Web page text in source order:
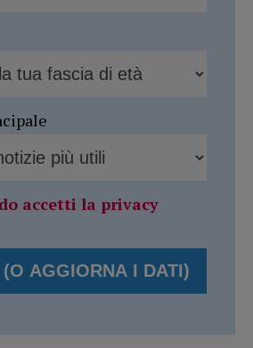
accetti la privacy